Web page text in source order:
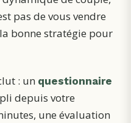
pas de vous vendre
bonne stratégie pour
: un questionnaire
depuis votre
une évaluation